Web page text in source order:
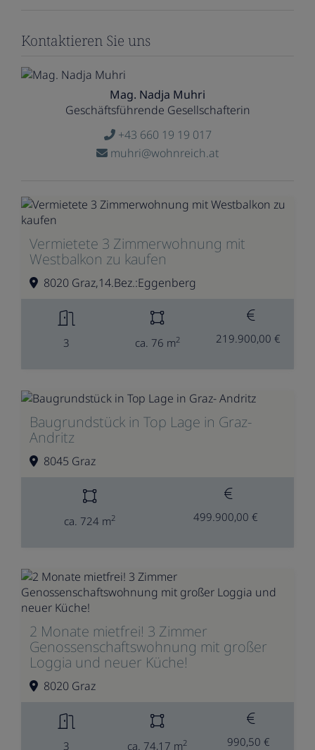
Kontaktieren Sie uns
Mag. Nadja Muhri
Geschäftsführende Gesellschafterin
+43 660 19 19 017
muhri@wohnreich.at
Vermietete 3 Zimmerwohnung mit
Westbalkon zu kaufen
8020 Graz,14.Bez.:Eggenberg
3 ca. 76 m2 219.900,00 €
Baugrundstück in Top Lage in Graz-
Andritz
8045 Graz
ca. 724 m2 499.900,00 €
2 Monate mietfrei! 3 Zimmer
Genossenschaftswohnung mit großer
Loggia und neuer Küche!
8020 Graz
3 ca. 74,17 m2 990,50 €